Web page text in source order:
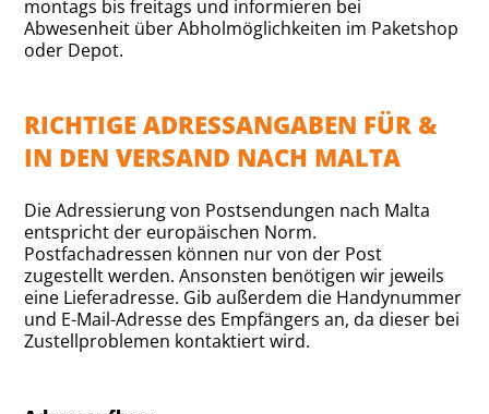
montags bis freitags und informieren bei
Abwesenheit über Abholmöglichkeiten im Paketshop
oder Depot.
RICHTIGE ADRESSANGABEN FÜR &
IN DEN VERSAND NACH MALTA
Die Adressierung von Postsendungen nach Malta
entspricht der europäischen Norm.
Postfachadressen können nur von der Post
zugestellt werden. Ansonsten benötigen wir jeweils
eine Lieferadresse. Gib außerdem die Handynummer
und E-Mail-Adresse des Empfängers an, da dieser bei
Zustellproblemen kontaktiert wird.